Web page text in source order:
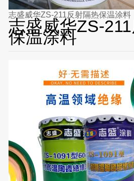
志盛威华ZS-211反射隔热保温涂料
志盛威华ZS-
保温涂料